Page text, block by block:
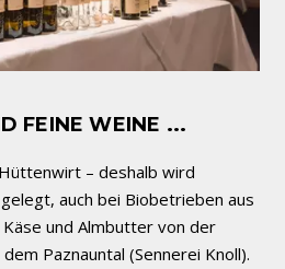
FEINE WEINE ...
– deshalb wird
auch bei Biobetrieben aus
und Almbutter von der
Paznauntal (Sennerei Knoll).